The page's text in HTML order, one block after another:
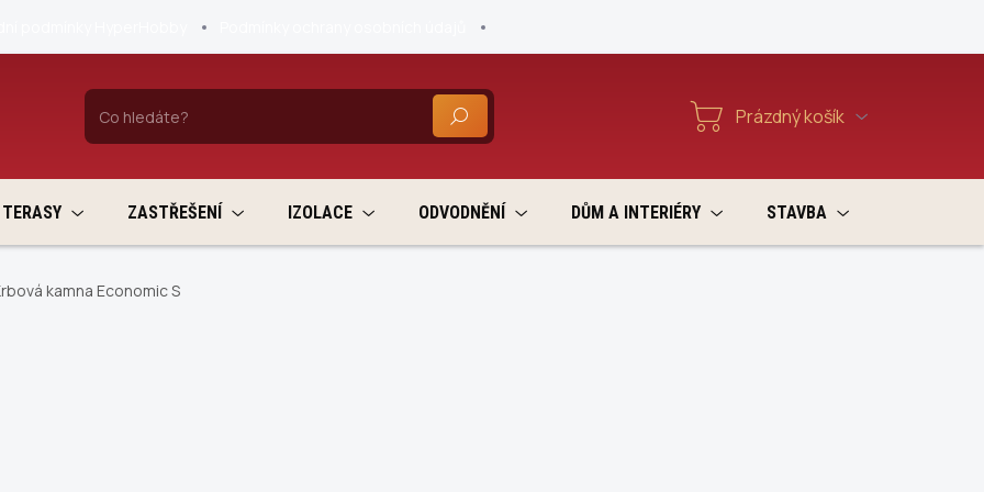
HLEDAT Nákupní
Prázdný košík
TERASY ZASTŘEŠENÍ IZOLACE ODVODNĚNÍ DŮM A INTERIÉRY STAVBA
kamna Economic S